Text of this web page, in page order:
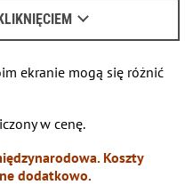
Pozostała ostatnia pozycja
Pozostało3 przedmioty
tu.
ekranie mogą się różnić
w cenę.
Koszty
dodatkowo.